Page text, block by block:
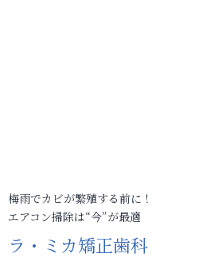
梅雨でカビが繁殖する前に！
エアコン掃除は“今”が最適
ラ・ミカ矯正歯科